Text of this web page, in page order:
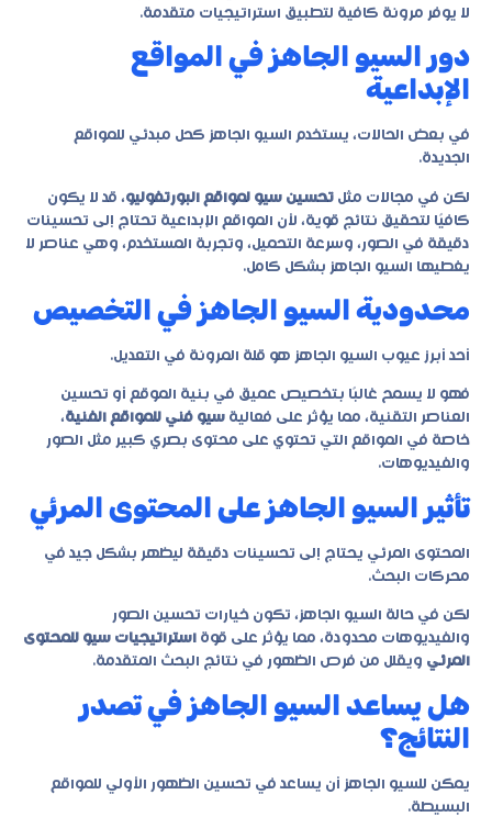
لا يوفر مرونة كافية لتطبيق استراتيجيات متقدمة.
دور السيو الجاهز في المواقع
الإبداعية
في بعض الحالات، يستخدم السيو الجاهز كحل مبدئي للمواقع
الجديدة.
لكن في مجالات مثل تحسين سيو لمواقع البورتفوليو، قد لا يكون
كافيًا لتحقيق نتائج قوية، لأن المواقع الإبداعية تحتاج إلى تحسينات
دقيقة في الصور، وسرعة التحميل، وتجربة المستخدم، وهي عناصر لا
يغطيها السيو الجاهز بشكل كامل.
محدودية السيو الجاهز في التخصيص
أحد أبرز عيوب السيو الجاهز هو قلة المرونة في التعديل.
فهو لا يسمح غالبًا بتخصيص عميق في بنية الموقع أو تحسين
العناصر التقنية، مما يؤثر على فعالية سيو فني للمواقع الفنية،
خاصة في المواقع التي تحتوي على محتوى بصري كبير مثل الصور
والفيديوهات.
تأثير السيو الجاهز على المحتوى المرئي
المحتوى المرئي يحتاج إلى تحسينات دقيقة ليظهر بشكل جيد في
محركات البحث.
لكن في حالة السيو الجاهز، تكون خيارات تحسين الصور
والفيديوهات محدودة، مما يؤثر على قوة استراتيجيات سيو للمحتوى
المرئي ويقلل من فرص الظهور في نتائج البحث المتقدمة.
هل يساعد السيو الجاهز في تصدر
النتائج؟
يمكن للسيو الجاهز أن يساعد في تحسين الظهور الأولي للمواقع
البسيطة.